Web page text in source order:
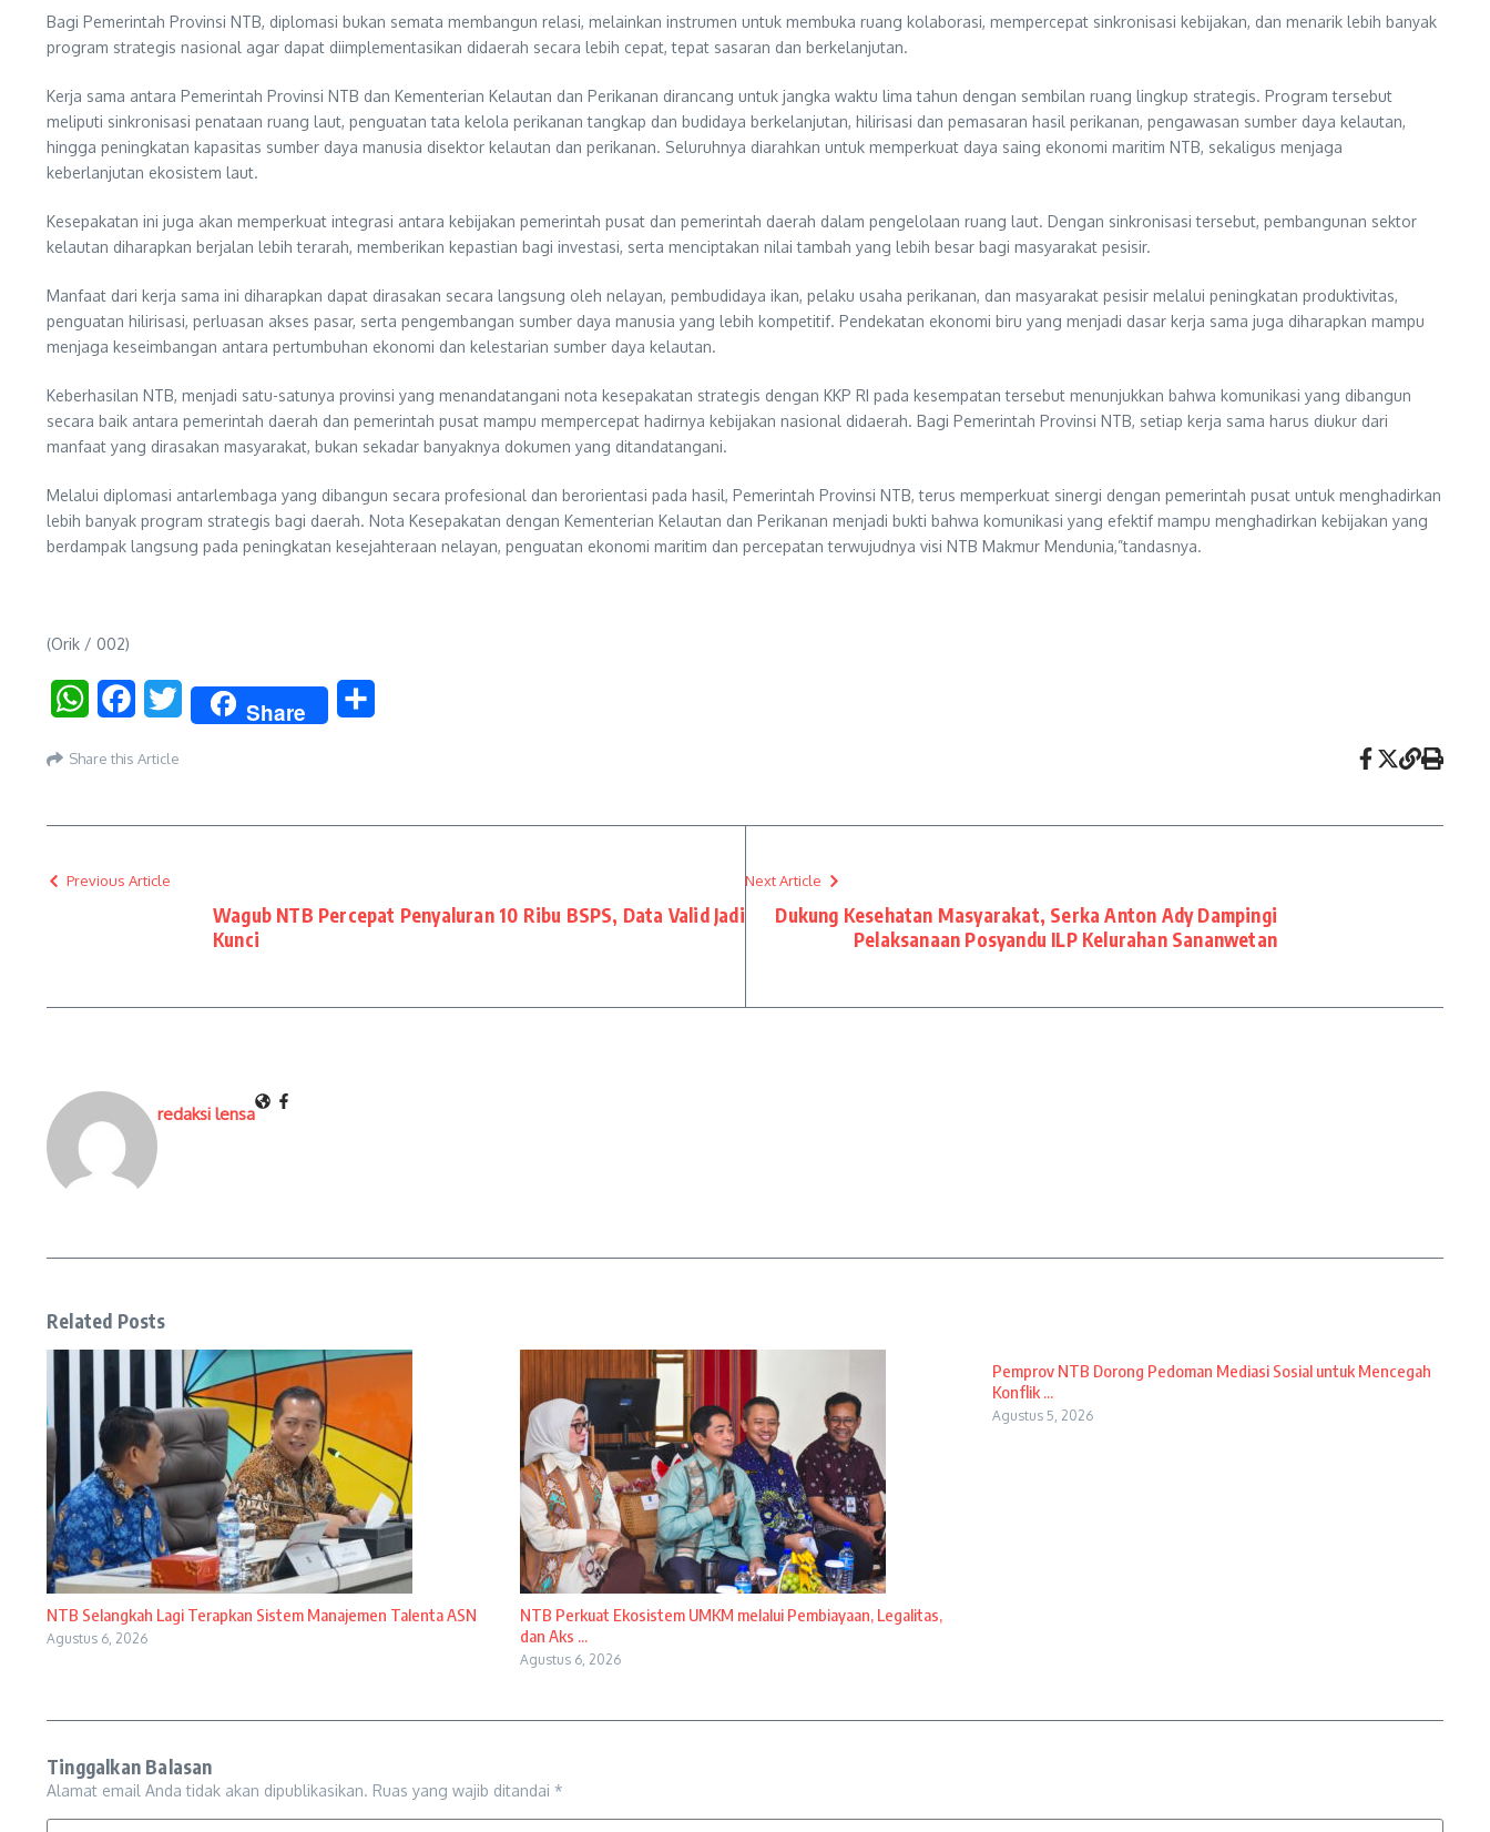
Bagi Pemerintah Provinsi NTB, diplomasi bukan semata membangun relasi, melainkan instrumen untuk membuka ruang kolaborasi, mempercepat sinkronisasi kebijakan, dan menarik lebih banyak
program strategis nasional agar dapat diimplementasikan didaerah secara lebih cepat, tepat sasaran dan berkelanjutan.
Kerja sama antara Pemerintah Provinsi NTB dan Kementerian Kelautan dan Perikanan dirancang untuk jangka waktu lima tahun dengan sembilan ruang lingkup strategis. Program tersebut
meliputi sinkronisasi penataan ruang laut, penguatan tata kelola perikanan tangkap dan budidaya berkelanjutan, hilirisasi dan pemasaran hasil perikanan, pengawasan sumber daya kelautan,
hingga peningkatan kapasitas sumber daya manusia disektor kelautan dan perikanan. Seluruhnya diarahkan untuk memperkuat daya saing ekonomi maritim NTB, sekaligus menjaga
keberlanjutan ekosistem laut.
Kesepakatan ini juga akan memperkuat integrasi antara kebijakan pemerintah pusat dan pemerintah daerah dalam pengelolaan ruang laut. Dengan sinkronisasi tersebut, pembangunan sektor
kelautan diharapkan berjalan lebih terarah, memberikan kepastian bagi investasi, serta menciptakan nilai tambah yang lebih besar bagi masyarakat pesisir.
Manfaat dari kerja sama ini diharapkan dapat dirasakan secara langsung oleh nelayan, pembudidaya ikan, pelaku usaha perikanan, dan masyarakat pesisir melalui peningkatan produktivitas,
penguatan hilirisasi, perluasan akses pasar, serta pengembangan sumber daya manusia yang lebih kompetitif. Pendekatan ekonomi biru yang menjadi dasar kerja sama juga diharapkan mampu
menjaga keseimbangan antara pertumbuhan ekonomi dan kelestarian sumber daya kelautan.
Keberhasilan NTB, menjadi satu-satunya provinsi yang menandatangani nota kesepakatan strategis dengan KKP RI pada kesempatan tersebut menunjukkan bahwa komunikasi yang dibangun
secara baik antara pemerintah daerah dan pemerintah pusat mampu mempercepat hadirnya kebijakan nasional didaerah. Bagi Pemerintah Provinsi NTB, setiap kerja sama harus diukur dari
manfaat yang dirasakan masyarakat, bukan sekadar banyaknya dokumen yang ditandatangani.
Melalui diplomasi antarlembaga yang dibangun secara profesional dan berorientasi pada hasil, Pemerintah Provinsi NTB, terus memperkuat sinergi dengan pemerintah pusat untuk menghadirkan
lebih banyak program strategis bagi daerah. Nota Kesepakatan dengan Kementerian Kelautan dan Perikanan menjadi bukti bahwa komunikasi yang efektif mampu menghadirkan kebijakan yang
berdampak langsung pada peningkatan kesejahteraan nelayan, penguatan ekonomi maritim dan percepatan terwujudnya visi NTB Makmur Mendunia,”tandasnya.
(Orik / 002)
WhatsAppFacebookTwitter Share
Share this Article
Previous Article
Wagub NTB Percepat Penyaluran 10 Ribu BSPS, Data Valid Jadi
Kunci
Next Article
Dukung Kesehatan Masyarakat, Serka Anton Ady Dampingi
Pelaksanaan Posyandu ILP Kelurahan Sananwetan
redaksi lensa
Related Posts
NTB Selangkah Lagi Terapkan Sistem Manajemen Talenta ASN
Agustus 6, 2026
NTB Perkuat Ekosistem UMKM melalui Pembiayaan, Legalitas,
dan Aks ...
Agustus 6, 2026
Pemprov NTB Dorong Pedoman Mediasi Sosial untuk Mencegah
Konflik ...
Agustus 5, 2026
Tinggalkan Balasan
Alamat email Anda tidak akan dipublikasikan. Ruas yang wajib ditandai *